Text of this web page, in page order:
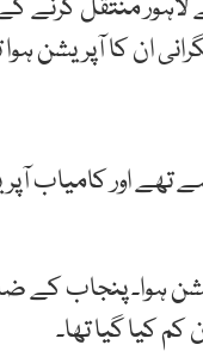
منتقل کرنے کے
ان کا آپریشن ہوا
تھے اور کامیاب
اسپتال منتقل کیا گیا اور 28 جون کو